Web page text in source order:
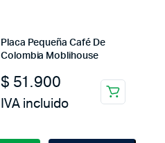
Placa Pequeña Café De
Colombia Moblihouse
$ 51.900
IVA incluido